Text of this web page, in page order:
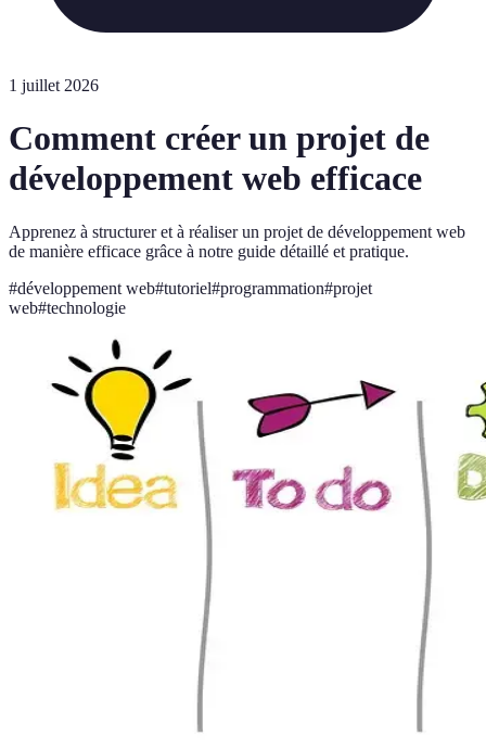
1 juillet 2026
Comment créer un projet de
développement web efficace
Apprenez à structurer et à réaliser un projet de développement web
de manière efficace grâce à notre guide détaillé et pratique.
#développement web#tutoriel#programmation#projet
web#technologie